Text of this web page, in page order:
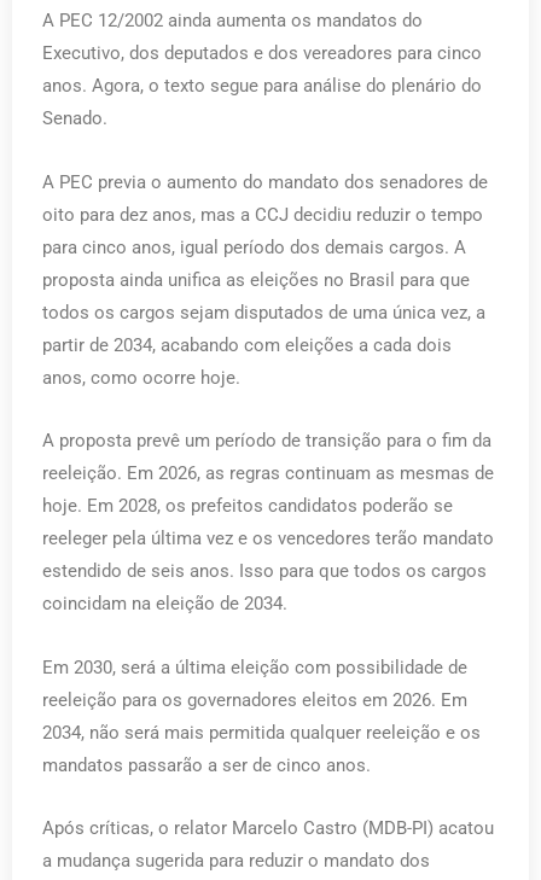
A PEC 12/2002 ainda aumenta os mandatos do
Executivo, dos deputados e dos vereadores para cinco
anos. Agora, o texto segue para análise do plenário do
Senado.
A PEC previa o aumento do mandato dos senadores de
oito para dez anos, mas a CCJ decidiu reduzir o tempo
para cinco anos, igual período dos demais cargos. A
proposta ainda unifica as eleições no Brasil para que
todos os cargos sejam disputados de uma única vez, a
partir de 2034, acabando com eleições a cada dois
anos, como ocorre hoje.
A proposta prevê um período de transição para o fim da
reeleição. Em 2026, as regras continuam as mesmas de
hoje. Em 2028, os prefeitos candidatos poderão se
reeleger pela última vez e os vencedores terão mandato
estendido de seis anos. Isso para que todos os cargos
coincidam na eleição de 2034.
Em 2030, será a última eleição com possibilidade de
reeleição para os governadores eleitos em 2026. Em
2034, não será mais permitida qualquer reeleição e os
mandatos passarão a ser de cinco anos.
Após críticas, o relator Marcelo Castro (MDB-PI) acatou
a mudança sugerida para reduzir o mandato dos